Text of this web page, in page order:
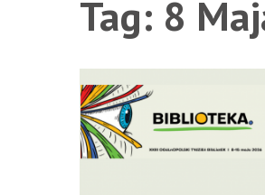
Tag: 8